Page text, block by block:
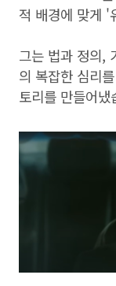
적 배경에 맞게 '
그는 법과 정의,
의 복잡한 심리
토리를 만들어냈